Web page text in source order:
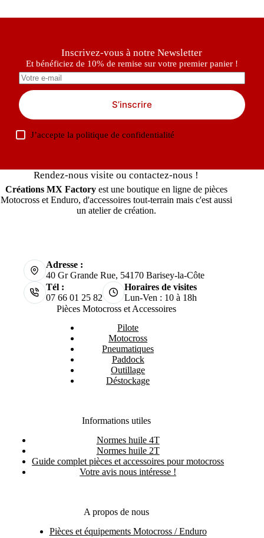
Inscrivez-vous à notre Newsletter
Et bénéficiez de 10% de remise sur votre premier panier !
S’inscrire
J’accepte lapolitique de confidentialité
Rendez-nous visite ou contactez-nous !
Créations MX Factoryest une boutique en ligne de pièces
Motocross et Enduro, d'accessoires tout-terrain mais c'est aussi
un atelier de création.
Adresse :
40 Gr Grande Rue, 54170 Barisey-la-Côte
Tél :
07 66 01 25 82
Horaires de visites
Lun-Ven : 10 à 18h
Pièces Motocross et Accessoires
Pilote
Motocross
Pneumatiques
Paddock
Outillage
Déstockage
Informations utiles
Normes huile 4T
Normes huile 2T
Guide complet pièces et accessoires pour motocross
Votre avis nous intéresse !
A propos de nous
Pièces et équipements Motocross / Enduro